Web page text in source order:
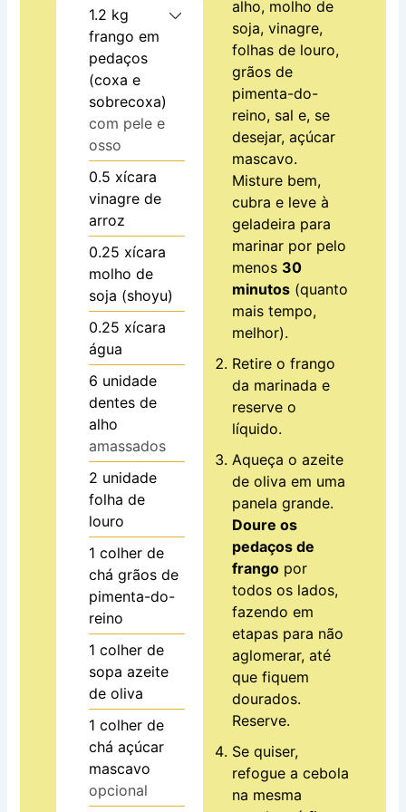
1.2 kg
frango em
pedaços
(coxa e
sobrecoxa)
com pele e
osso
0.5 xícara
vinagre de
arroz
0.25 xícara
molho de
soja (shoyu)
0.25 xícara
água
6 unidade
dentes de
alho
amassados
2 unidade
folha de
louro
1 colher de
chá grãos de
pimenta-do-
reino
1 colher de
sopa azeite
de oliva
1 colher de
chá açúcar
mascavo
opcional
alho, molho de
soja, vinagre,
folhas de louro,
grãos de
pimenta-do-
reino, sal e, se
desejar, açúcar
mascavo.
Misture bem,
cubra e leve à
geladeira para
marinar por pelo
menos 30
minutos (quanto
mais tempo,
melhor).
Retire o frango
da marinada e
reserve o
líquido.
Aqueça o azeite
de oliva em uma
panela grande.
Doure os
pedaços de
frango por
todos os lados,
fazendo em
etapas para não
aglomerar, até
que fiquem
dourados.
Reserve.
Se quiser,
refogue a cebola
na mesma